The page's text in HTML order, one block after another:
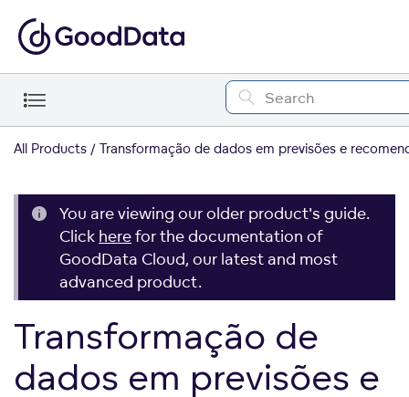
All Products Transformação de dados em previsões e
You are viewing our older product's guide.
Click herefor the documentation of
GoodData Cloud, our latest and most
advanced product.
Transformação de
dados em previsões e